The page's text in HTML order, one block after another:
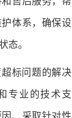
体系，确保设
态。
标问题的解决
专业的技术支
、采取针对性